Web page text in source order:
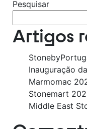
Pesquisar
Artigos
Inauguração
Marmomac
Stonemart
Middle East